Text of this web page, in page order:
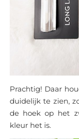
Prachtig! Daar
duidelijk te zien,
de hoek op het
kleur het is.